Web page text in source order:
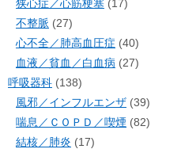
狭心症／心筋梗塞 (17)
不整脈 (27)
心不全／肺高血圧症 (40)
血液／貧血／白血病 (27)
呼吸器科 (138)
風邪／インフルエンザ (39)
喘息／ＣＯＰＤ／喫煙 (82)
結核／肺炎 (17)